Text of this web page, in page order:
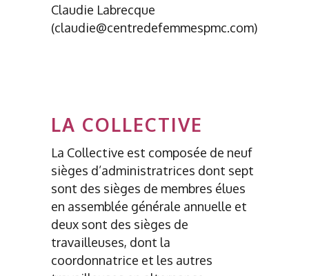
Claudie Labrecque
(claudie@centredefemmespmc.com)
LA COLLECTIVE
La Collective est composée de neuf
sièges d’administratrices dont sept
sont des sièges de membres élues
en assemblée générale annuelle et
deux sont des sièges de
travailleuses, dont la
coordonnatrice et les autres